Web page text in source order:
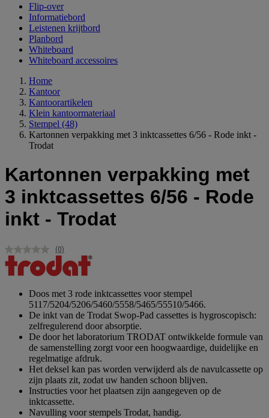
Flip-over
Informatiebord
Leistenen krijtbord
Planbord
Whiteboard
Whiteboard accessoires
Home
Kantoor
Kantoorartikelen
Klein kantoormateriaal
Stempel (48)
Kartonnen verpakking met 3 inktcassettes 6/56 - Rode inkt -
Trodat
Kartonnen verpakking met
3 inktcassettes 6/56 - Rode
inkt - Trodat
Geen
scorewaarde.
Dezelfde
(0)
Doos met 3 rode inktcassettes voor stempel
5117/5204/5206/5460/5558/5465/55510/5466.
De inkt van de Trodat Swop-Pad cassettes is hygroscopisch:
zelfregulerend door absorptie.
De door het laboratorium TRODAT ontwikkelde formule van
de samenstelling zorgt voor een hoogwaardige, duidelijke en
regelmatige afdruk.
Het deksel kan pas worden verwijderd als de navulcassette op
zijn plaats zit, zodat uw handen schoon blijven.
Instructies voor het plaatsen zijn aangegeven op de
inktcassette.
Navulling voor stempels Trodat, handig.